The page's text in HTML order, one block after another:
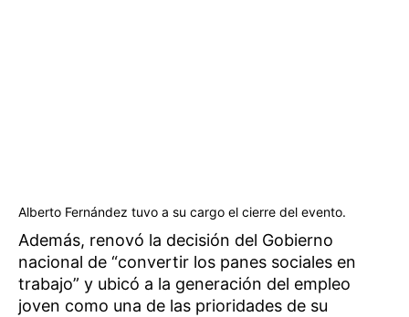
Alberto Fernández tuvo a su cargo el cierre del evento.
Además, renovó la decisión del Gobierno
nacional de “convertir los panes sociales en
trabajo” y ubicó a la generación del empleo
joven como una de las prioridades de su